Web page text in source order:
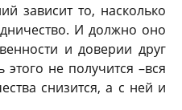
зависит то, насколько
И должно оно
и доверии друг
этого не получится –вся
снизится, а с ней и